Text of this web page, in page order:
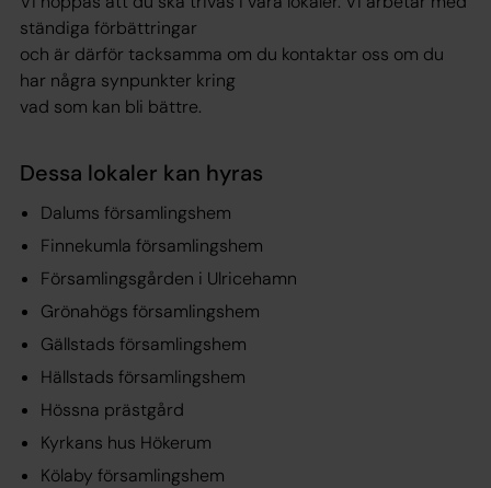
ständiga förbättringar
och är därför tacksamma om du kontaktar oss om du
har några synpunkter kring
vad som kan bli bättre.
Dessa lokaler kan hyras
Dalums församlingshem
Finnekumla församlingshem
Församlingsgården i Ulricehamn
Grönahögs församlingshem
Gällstads församlingshem
Hällstads församlingshem
Hössna prästgård
Kyrkans hus Hökerum
Kölaby församlingshem